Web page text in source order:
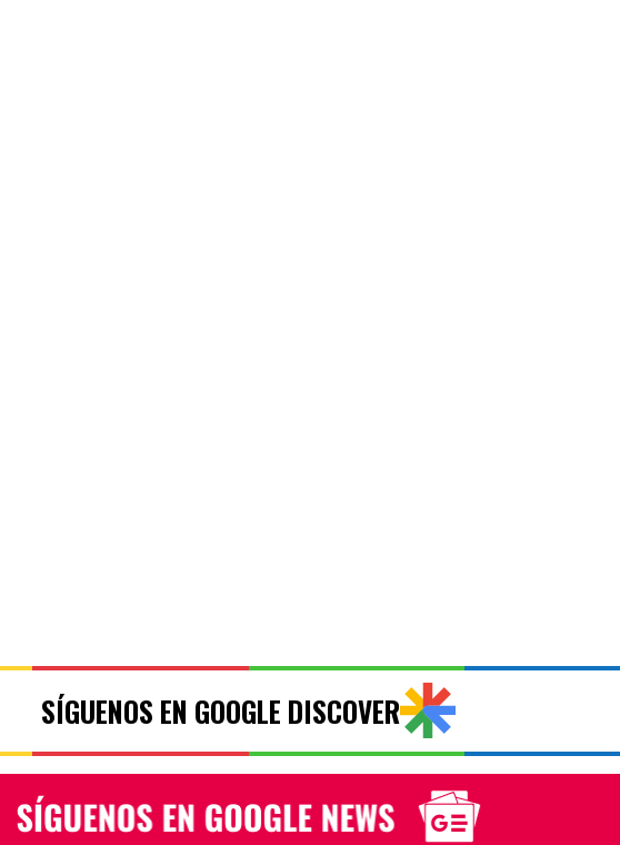
SÍGUENOS EN GOOGLE DISCOVER